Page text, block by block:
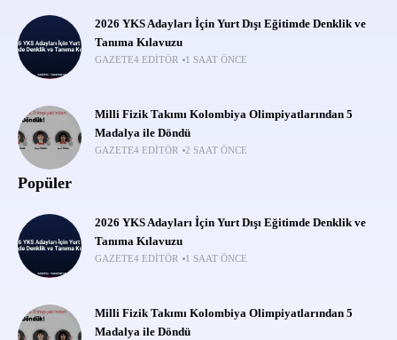
2026 YKS Adayları İçin Yurt Dışı Eğitimde Denklik ve
Tanıma Kılavuzu
GAZETE4 EDITÖR 1 SAAT ÖNCE
Milli Fizik Takımı Kolombiya Olimpiyatlarından 5
Madalya ile Döndü
GAZETE4 EDITÖR 2 SAAT ÖNCE
Popüler
2026 YKS Adayları İçin Yurt Dışı Eğitimde Denklik ve
Tanıma Kılavuzu
GAZETE4 EDITÖR 1 SAAT ÖNCE
Milli Fizik Takımı Kolombiya Olimpiyatlarından 5
Madalya ile Döndü